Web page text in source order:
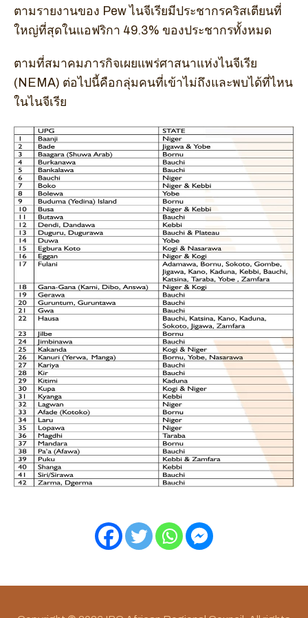
ตามรายงานของ Pew ไนจีเรียมีประชากรคริสเตียนที่
ใหญ่ที่สุดในแอฟริกา 49.3% ของประชากรทั้งหมด
ตามที่สมาคมภารกิจเผยแพร่ศาสนาแห่งไนจีเรีย
(NEMA) ต่อไปนี้คือกลุ่มคนที่เข้าไม่ถึงและพบได้ที่ไหน
ในไนจีเรีย